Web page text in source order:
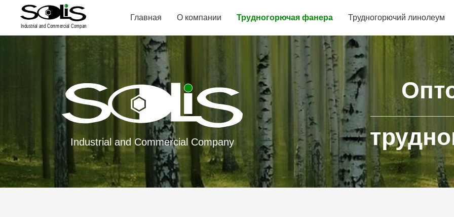
Главная О компании Трудногорючая фанера Трудногорючий линолеум
Industrial and Commercial Company